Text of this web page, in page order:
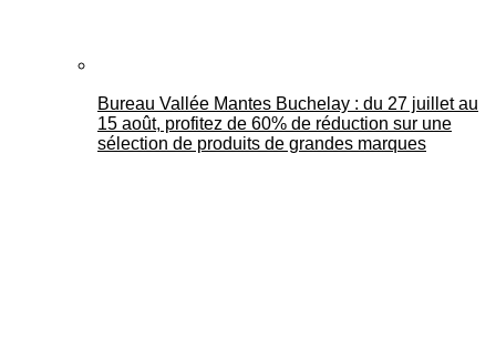
Bureau Vallée Mantes Buchelay : du 27 juillet au
15 août, profitez de 60% de réduction sur une
sélection de produits de grandes marques